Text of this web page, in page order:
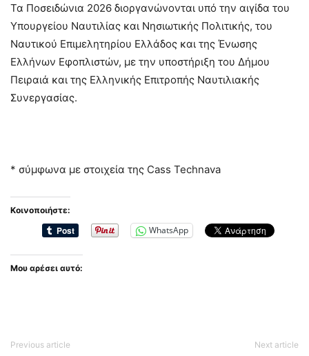
Τα Ποσειδώνια 2026 διοργανώνονται υπό την αιγίδα του
Υπουργείου Ναυτιλίας και Νησιωτικής Πολιτικής, του
Ναυτικού Επιμελητηρίου Ελλάδος και της Ένωσης
Ελλήνων Εφοπλιστών, με την υποστήριξη του Δήμου
Πειραιά και της Ελληνικής Επιτροπής Ναυτιλιακής
Συνεργασίας.
* σύμφωνα με στοιχεία της Cass Technava
Κοινοποιήστε:
WhatsApp
Μου αρέσει αυτό:
Previous article Next article